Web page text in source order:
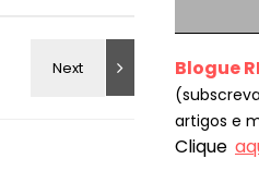
Blogue
artigos e
Clique